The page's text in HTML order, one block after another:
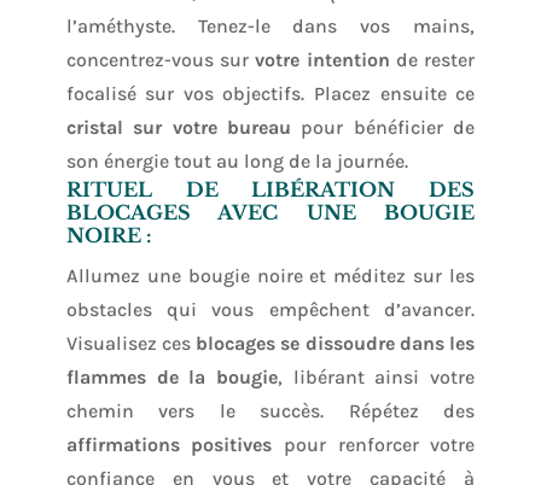
l’améthyste. Tenez-le dans vos mains,
concentrez-vous survotre intention de rester
focalisé sur vos objectifs. Placez ensuite ce
cristal sur votre bureau pour bénéficier de
son énergie tout au long de la journée.
RITUEL DE LIBÉRATION DES
BLOCAGES AVEC UNE BOUGIE
NOIRE :
Allumez une bougie noire et méditez sur les
obstacles qui vous empêchent d’avancer.
Visualisez ces blocages se dissoudre dans les
flammes de la bougie, libérant ainsi votre
chemin vers le succès. Répétez des
affirmations positives pour renforcer votre
confiance en vous et votre capacité à